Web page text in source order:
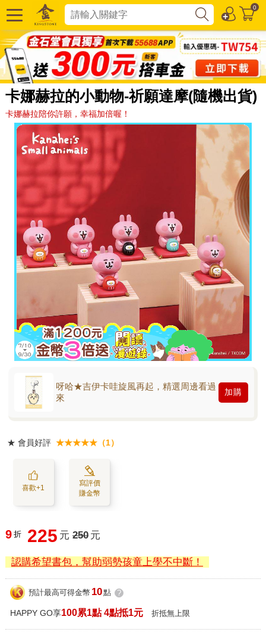
0
卡娜赫拉的小動物-祈願達摩(隨機出貨)
卡娜赫拉陪你許願，幸福加倍喔！
呀哈★吉伊卡哇旋風再起，精選周邊看過
來
加購
★ 會員好評 ★★★★★（1）
喜歡+1
寫評價
賺金幣
9 折 225 元 250 元
認購希望書包，幫助弱勢孩童上學不中斷！
預計最高可得金幣 10點 ?
HAPPY GO享100累1點 4點抵1元 折抵無上限